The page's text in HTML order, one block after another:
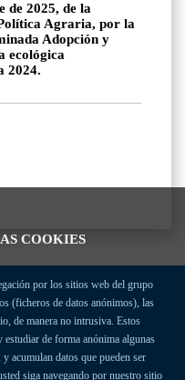
COOKIES
por los sitios web del grupo
(ficheros de datos anónimos), las
de manera no intrusiva. Estos
de forma anónima algunas
acumulan datos que pueden ser
siga navegando por nuestro sitio
de 2025, de la
Agraria, por la
Adopción y
ecológica
2024.